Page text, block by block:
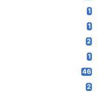
1
1
2
1
46
2